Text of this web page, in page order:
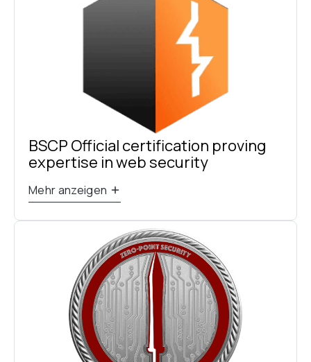
BSCP Official certification proving
expertise in web security
Mehr anzeigen